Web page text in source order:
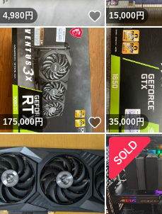
4,980円 いいね！
15,000円
175,000円 いいね！
35,000円